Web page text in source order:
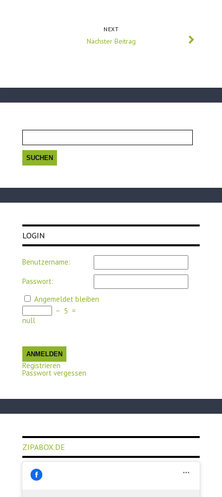
NEXT
Nächster Beitrag
LOGIN
Benutzername:
Passwort:
Angemeldet bleiben
− 5 =
null
ANMELDEN
Registrieren
Passwort vergessen
ZIPABOX.DE